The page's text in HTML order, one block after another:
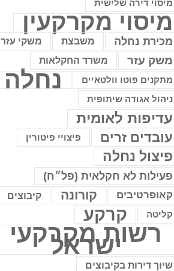
מיסוי דירה שלישית
מיסוי מקרקעין
מכירת נחלה משבצת משקי עזר
משק עזר משרד החקלאות
מתקנים פוטו וולטאיים נחלה
ניהול אגודה שיתופית
עדיפות לאומית
עובדים זרים פיצויי פיטורין
פיצול נחלה
פעילות לא חקלאית (פל״ח)
קאופרטיבים קורונה קיבוצים
קליטה קרקע
רשות מקרקעי
ישראל
שיוך דירות בקיבוצים